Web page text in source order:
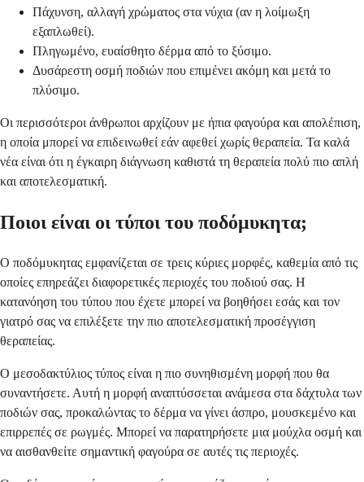
Πάχυνση, αλλαγή χρώματος στα νύχια (αν η λοίμωξη
εξαπλωθεί).
Πληγωμένο, ευαίσθητο δέρμα από το ξύσιμο.
Δυσάρεστη οσμή ποδιών που επιμένει ακόμη και μετά το
πλύσιμο.
Οι περισσότεροι άνθρωποι αρχίζουν με ήπια φαγούρα και απολέπιση,
η οποία μπορεί να επιδεινωθεί εάν αφεθεί χωρίς θεραπεία. Τα καλά
νέα είναι ότι η έγκαιρη διάγνωση καθιστά τη θεραπεία πολύ πιο απλή
και αποτελεσματική.
Ποιοι είναι οι τύποι του ποδόμυκητα;
Ο ποδόμυκητας εμφανίζεται σε τρεις κύριες μορφές, καθεμία από τις
οποίες επηρεάζει διαφορετικές περιοχές του ποδιού σας. Η
κατανόηση του τύπου που έχετε μπορεί να βοηθήσει εσάς και τον
γιατρό σας να επιλέξετε την πιο αποτελεσματική προσέγγιση
θεραπείας.
Ο μεσοδακτύλιος τύπος είναι η πιο συνηθισμένη μορφή που θα
συναντήσετε. Αυτή η μορφή αναπτύσσεται ανάμεσα στα δάχτυλα των
ποδιών σας, προκαλώντας το δέρμα να γίνει άσπρο, μουσκεμένο και
επιρρεπές σε ρωγμές. Μπορεί να παρατηρήσετε μια μούχλα οσμή και
να αισθανθείτε σημαντική φαγούρα σε αυτές τις περιοχές.